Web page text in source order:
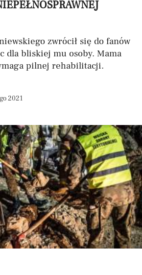
zwrócił się do fanów
dla bliskiej mu osoby. Mama
pilnej rehabilitacji.
2021